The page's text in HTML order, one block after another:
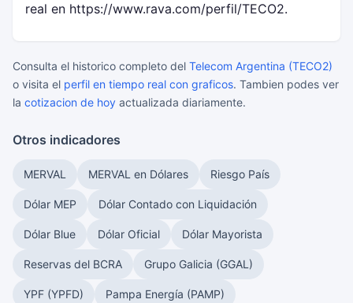
real en https://www.rava.com/perfil/TECO2.
Consulta el historico completo del Telecom Argentina (TECO2)
o visita el perfil en tiempo real con graficos. Tambien podes ver
la cotizacion de hoy actualizada diariamente.
Otros indicadores
MERVAL MERVAL en Dólares Riesgo País
Dólar MEP Dólar Contado con Liquidación
Dólar Blue Dólar Oficial Dólar Mayorista
Reservas del BCRA Grupo Galicia (GGAL)
YPF (YPFD) Pampa Energía (PAMP)